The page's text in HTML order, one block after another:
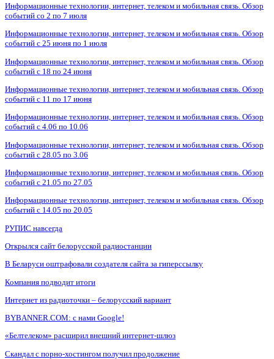
Информационные технологии, интернет, телеком и мобильная связь. Обзор
событий со 2 по 7 июля
Информационные технологии, интернет, телеком и мобильная связь. Обзор
событий с 25 июня по 1 июля
Информационные технологии, интернет, телеком и мобильная связь. Обзор
событий с 18 по 24 июня
Информационные технологии, интернет, телеком и мобильная связь. Обзор
событий с 11 по 17 июня
Информационные технологии, интернет, телеком и мобильная связь. Обзор
событий с 4.06 по 10.06
Информационные технологии, интернет, телеком и мобильная связь. Обзор
событий с 28.05 по 3.06
Информационные технологии, интернет, телеком и мобильная связь. Обзор
событий с 21.05 по 27.05
Информационные технологии, интернет, телеком и мобильная связь. Обзор
событий с 14.05 по 20.05
РУПИС навсегда
Открылся сайт белорусской радиостанции
В Беларуси оштрафовали создателя сайта за гиперссылку
Компания подводит итоги
Интернет из радиоточки – белорусский вариант
BYBANNER.COM: c нами Google!
«Белтелеком» расширил внешний интернет-шлюз
Скандал с порно-хостингом получил продолжение